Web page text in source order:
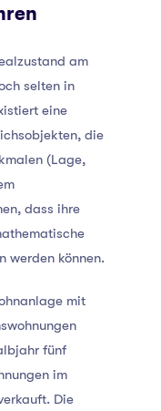
am
selten in
eine
die
(Lage,
dass ihre
werden können.
mit
fünf
im
Die